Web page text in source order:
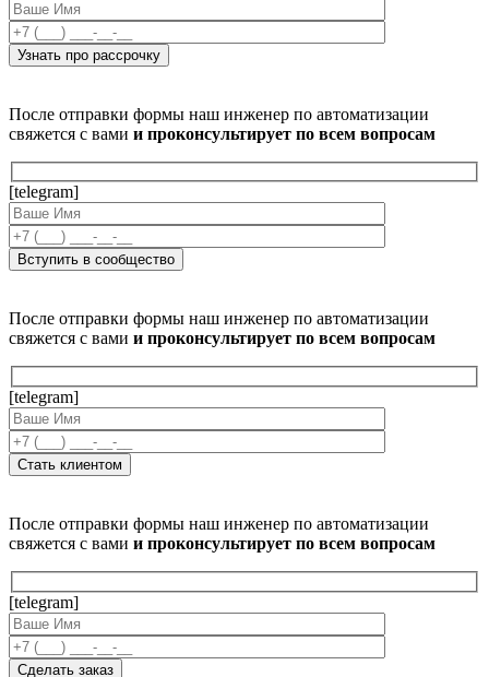
После отправки формы наш инженер по автоматизации
свяжется с вами и проконсультирует по всем вопросам
[telegram]
После отправки формы наш инженер по автоматизации
свяжется с вами и проконсультирует по всем вопросам
[telegram]
После отправки формы наш инженер по автоматизации
свяжется с вами и проконсультирует по всем вопросам
[telegram]